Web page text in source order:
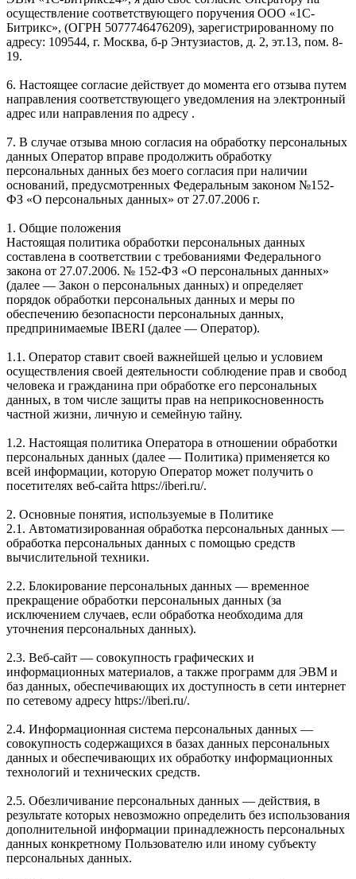
осуществление соответствующего поручения ООО «1С-
Битрикс», (ОГРН 5077746476209), зарегистрированному по
адресу: 109544, г. Москва, б-р Энтузиастов, д. 2, эт.13, пом. 8-
19.
6. Настоящее согласие действует до момента его отзыва путем
направления соответствующего уведомления на электронный
адрес или направления по адресу .
7. В случае отзыва мною согласия на обработку персональных
данных Оператор вправе продолжить обработку
персональных данных без моего согласия при наличии
оснований, предусмотренных Федеральным законом №152-
ФЗ «О персональных данных» от 27.07.2006 г.
1. Общие положения
Настоящая политика обработки персональных данных
составлена в соответствии с требованиями Федерального
закона от 27.07.2006. № 152-ФЗ «О персональных данных»
(далее — Закон о персональных данных) и определяет
порядок обработки персональных данных и меры по
обеспечению безопасности персональных данных,
предпринимаемые IBERI (далее — Оператор).
1.1. Оператор ставит своей важнейшей целью и условием
осуществления своей деятельности соблюдение прав и свобод
человека и гражданина при обработке его персональных
данных, в том числе защиты прав на неприкосновенность
частной жизни, личную и семейную тайну.
1.2. Настоящая политика Оператора в отношении обработки
персональных данных (далее — Политика) применяется ко
всей информации, которую Оператор может получить о
посетителях веб-сайта https://iberi.ru/.
2. Основные понятия, используемые в Политике
2.1. Автоматизированная обработка персональных данных —
обработка персональных данных с помощью средств
вычислительной техники.
2.2. Блокирование персональных данных — временное
прекращение обработки персональных данных (за
исключением случаев, если обработка необходима для
уточнения персональных данных).
2.3. Веб-сайт — совокупность графических и
информационных материалов, а также программ для ЭВМ и
баз данных, обеспечивающих их доступность в сети интернет
по сетевому адресу https://iberi.ru/.
2.4. Информационная система персональных данных —
совокупность содержащихся в базах данных персональных
данных и обеспечивающих их обработку информационных
технологий и технических средств.
2.5. Обезличивание персональных данных — действия, в
результате которых невозможно определить без использования
дополнительной информации принадлежность персональных
данных конкретному Пользователю или иному субъекту
персональных данных.